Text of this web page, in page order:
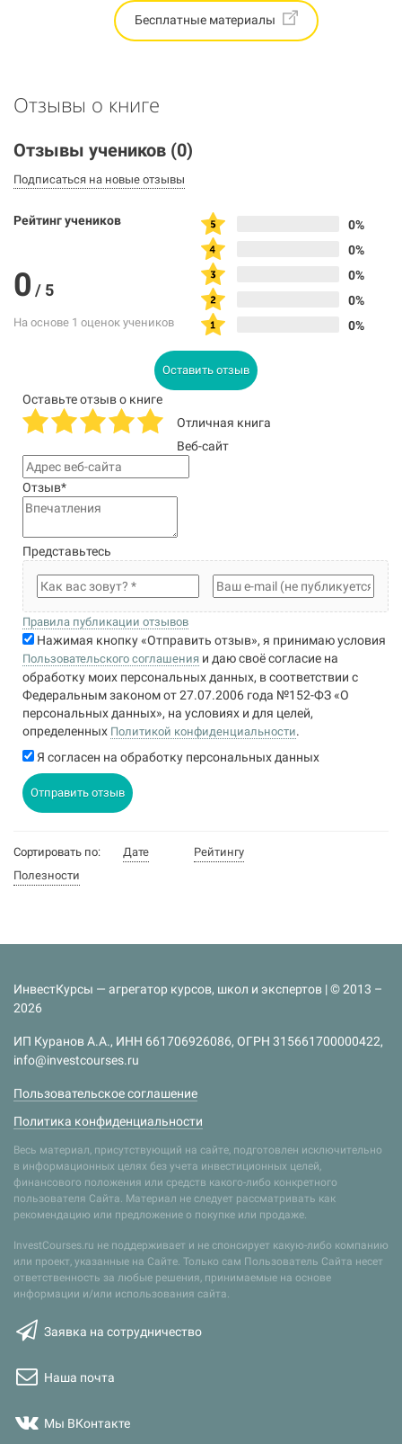
Бесплатные материалы
Отзывы о книге
Отзывы учеников (0)
Подписаться на новые отзывы
Рейтинг учеников
0 / 5
На основе 1 оценок учеников
0%
0%
0%
0%
0%
Оставить отзыв
Оставьте отзыв о книге
Отличная книга
Веб-сайт
Отзыв*
Представьтесь
Правила публикации отзывов
Нажимая кнопку «Отправить отзыв», я принимаю условия
Пользовательского соглашения и даю своё согласие на
обработку моих персональных данных, в соответствии с
Федеральным законом от 27.07.2006 года №152-ФЗ «О
персональных данных», на условиях и для целей,
определенных Политикой конфиденциальности.
Я согласен на обработку персональных данных
Отправить отзыв
Сортировать по: Дате
Рейтингу
Полезности
ИнвестКурсы — агрегатор курсов, школ и экспертов | © 2013 –
2026
ИП Куранов А.А., ИНН 661706926086, ОГРН 315661700000422,
info@investcourses.ru
Пользовательское соглашение
Политика конфиденциальности
Весь материал, присутствующий на сайте, подготовлен исключительно
в информационных целях без учета инвестиционных целей,
финансового положения или средств какого-либо конкретного
пользователя Сайта. Материал не следует рассматривать как
рекомендацию или предложение о покупке или продаже.
InvestCourses.ru не поддерживает и не спонсирует какую-либо компанию
или проект, указанные на Сайте. Только сам Пользователь Сайта несет
ответственность за любые решения, принимаемые на основе
информации и/или использования сайта.
Заявка на сотрудничество
Наша почта
Мы ВКонтакте